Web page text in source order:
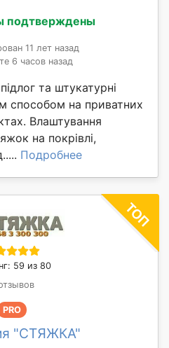
подтверждены
11 лет назад
6 часов назад
та штукатурні
способом на приватних
Влаштування
на покрівлі,
Подробнее
59 из 80
PRO
"СТЯЖКА"